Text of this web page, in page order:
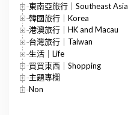
東南亞旅行｜Southeast Asia
韓國旅行｜Korea
港澳旅行｜HK and Macau
台灣旅行｜Taiwan
生活｜Life
買買東西｜Shopping
主題專欄
Non